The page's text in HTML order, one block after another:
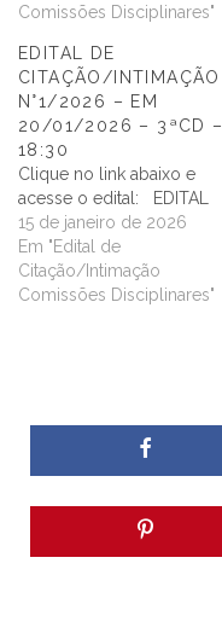
Comissões Disciplinares"
EDITAL DE
CITAÇÃO/INTIMAÇÃO
N°1/2026 – EM
20/01/2026 – 3ªCD –
18:30
Clique no link abaixo e
acesse o edital: EDITAL
15 de janeiro de 2026
Em "Edital de
Citação/Intimação
Comissões Disciplinares"